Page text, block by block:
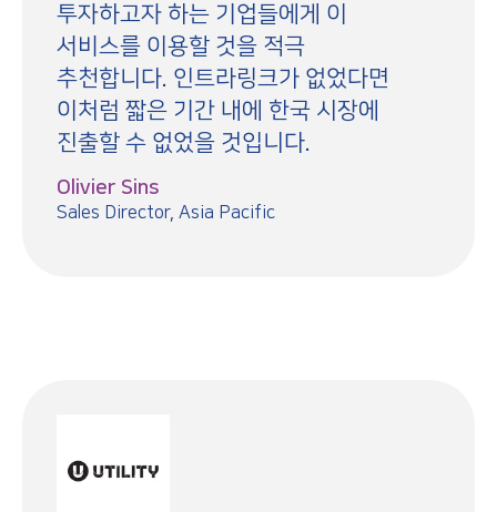
투자하고자 하는 기업들에게 이
서비스를 이용할 것을 적극
추천합니다. 인트라링크가 없었다면
이처럼 짧은 기간 내에 한국 시장에
진출할 수 없었을 것입니다.
Olivier Sins
Sales Director, Asia Pacific